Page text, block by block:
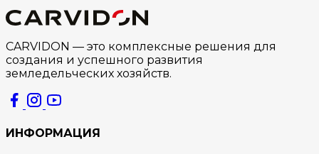
CARVIDON — это комплексные решения для
создания и успешного развития
земледельческих хозяйств.
ИНФОРМАЦИЯ